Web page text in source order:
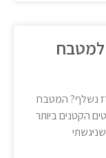
למטבח
נשלף? המטבח
הקטנים ביותר